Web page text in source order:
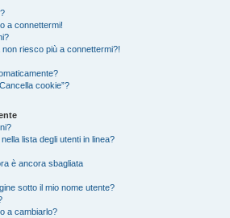
a connettermi!
riesco più a connettermi?!
cookie”?
lista degli utenti in linea?
è ancora sbagliata
sotto il mio nome utente?
a cambiarlo?